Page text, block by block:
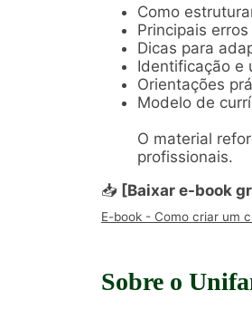
Como
Principais
Dicas para
Identificação e
Orientações
Modelo de
O material
profissionais.
📥 [Baixar e-book
E-book - Como criar um
Sobre o